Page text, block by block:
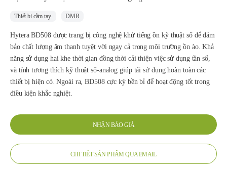
Thiết bị cầm tay DMR
Hytera BD508 được trang bị công nghệ khử tiếng ồn kỹ thuật số để đảm
bảo chất lượng âm thanh tuyệt vời ngay cả trong môi trường ồn ào. Khả
năng sử dụng hai khe thời gian đồng thời cải thiện việc sử dụng tần số,
và tính tương thích kỹ thuật số-analog giúp tái sử dụng hoàn toàn các
thiết bị hiện có. Ngoài ra, BD508 cực kỳ bền bỉ để hoạt động tốt trong
điều kiện khắc nghiệt.
NHẬN BÁO GIÁ
CHI TIẾT SẢN PHẨM QUA EMAIL